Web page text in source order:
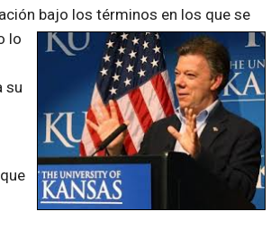
bajo los términos en los que se
lo
su